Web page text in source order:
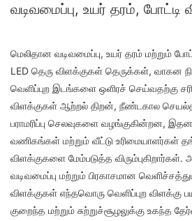
வடிவமைப்பு, உயர் தரம், போட்டி
மெலிதான வடிவமைப்பு, உயர் தரம் மற்றும்
LED தெரு விளக்குகள் தெருக்கள், வாகன
வெளிப்புற இடங்களை ஒளிரச் செய்வதற்கு
விளக்குகள் ஆற்றல் திறன், நீண்டகால
பராமரிப்பு செலவுகளை வழங்குகின்றன,
வணிகங்கள் மற்றும் வீட்டு உரிமையாளர்கள்
விளக்குகளை மேம்படுத்த
வடிவமைப்பு மற்றும் பிரகாசமான
விளக்குகள் எந்தவொரு வெளிப்புற விளக்கு
குறைந்த மற்றும் சுற்றுச்சூழலுக்கு உகந்த